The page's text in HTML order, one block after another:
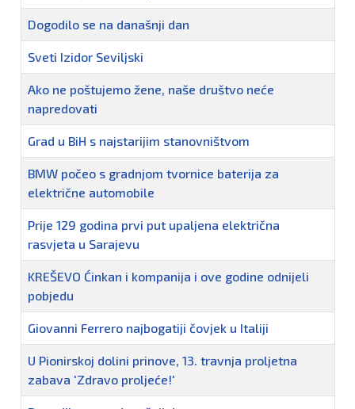
Dogodilo se na današnji dan
Sveti Izidor Seviljski
Ako ne poštujemo žene, naše društvo neće
napredovati
Grad u BiH s najstarijim stanovništvom
BMW počeo s gradnjom tvornice baterija za
električne automobile
Prije 129 godina prvi put upaljena električna
rasvjeta u Sarajevu
KREŠEVO Ćinkan i kompanija i ove godine odnijeli
pobjedu
Giovanni Ferrero najbogatiji čovjek u Italiji
U Pionirskoj dolini prinove, 13. travnja proljetna
zabava 'Zdravo proljeće!'